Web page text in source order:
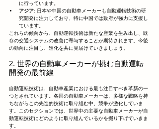
に行っています。
アジア: 日本や中国の自動車メーカーも自動運転技術の研
究開発に注力しており、特に中国では政府が強力に支援し
ています。
これらの傾向から、自動運転技術は新たな産業を生み出し、既
存の交通システムの改善に寄与することが期待されます。今後
の動向に注目し、進化を共に見届けていきましょう。
2. 世界の自動車メーカーが挑む自動運転
開発の最前線
自動運転技術は、自動車産業における最も注目すべき革新の一
つとされています。各国の自動車メーカーは、多様な戦略を持
ちながらこの先進的技術に取り組む中、競争が激化していま
す。このセクションでは、世界中の主要な自動車メーカーが自
動運転技術にどのように取り組んでいるかを掘り下げていきま
す。